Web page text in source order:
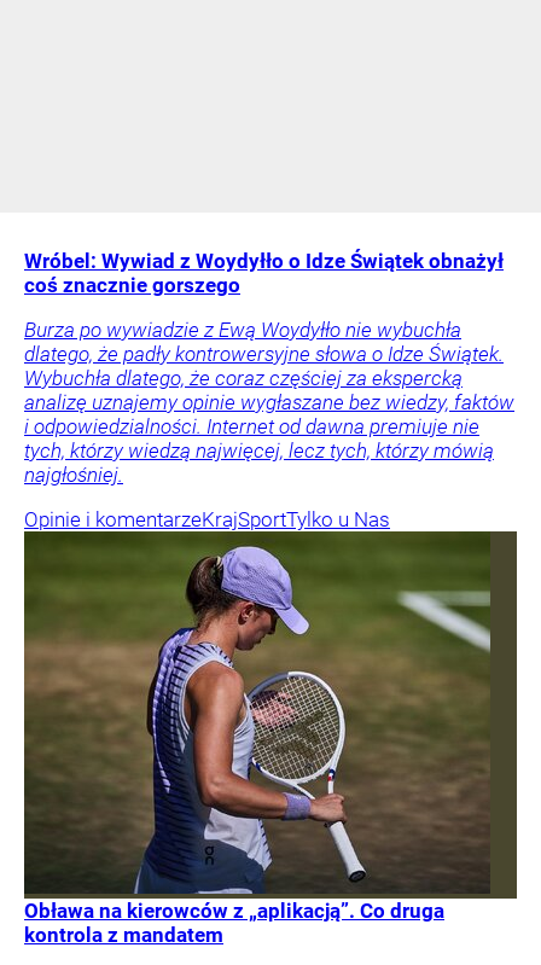
Wróbel: Wywiad z Woydyłło o Idze Świątek obnażył
coś znacznie gorszego
Burza po wywiadzie z Ewą Woydyłło nie wybuchła
dlatego, że padły kontrowersyjne słowa o Idze Świątek.
Wybuchła dlatego, że coraz częściej za ekspercką
analizę uznajemy opinie wygłaszane bez wiedzy, faktów
i odpowiedzialności. Internet od dawna premiuje nie
tych, którzy wiedzą najwięcej, lecz tych, którzy mówią
najgłośniej.
Opinie i komentarzeKrajSportTylko u Nas
Obława na kierowców z „aplikacją”. Co druga
kontrola z mandatem